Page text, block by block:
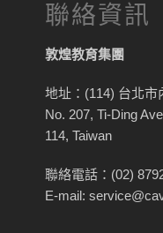
聯絡資訊
敦煌教育集團
地址：(114) 台北市
No. 207, Ti-Ding
114, Taiwan
聯絡電話：(02)
E-mail: